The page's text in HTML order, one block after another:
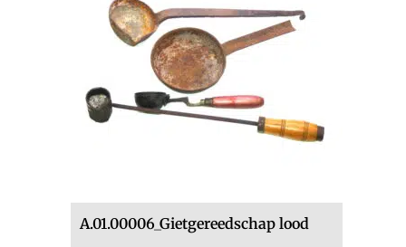
A.01.00006_Gietgereedschap lood